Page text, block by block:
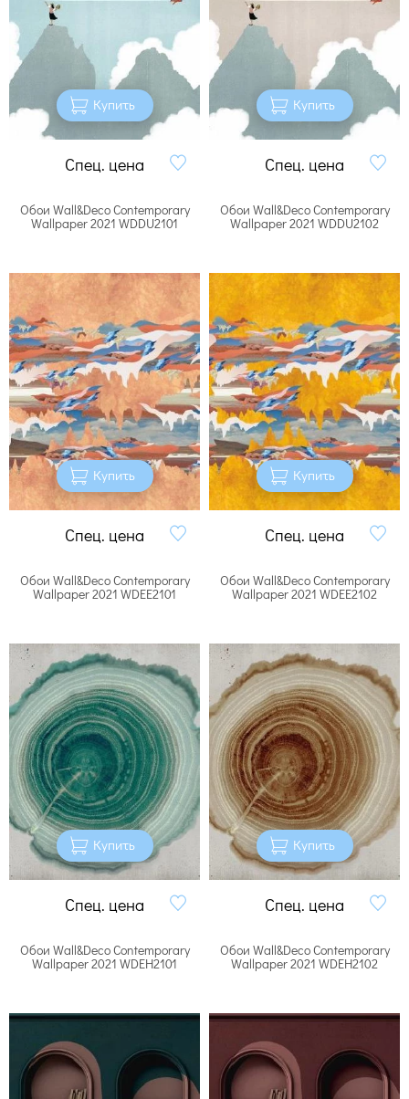
Купить
Спец. цена
Купить
Спец. цена
Обои Wall&Deco Contemporary
Wallpaper 2021 WDDU2101
Купить
Спец. цена
Обои Wall&Deco Contemporary
Wallpaper 2021 WDDU2102
Купить
Спец. цена
Обои Wall&Deco Contemporary
Wallpaper 2021 WDEE2101
Купить
Спец. цена
Обои Wall&Deco Contemporary
Wallpaper 2021 WDEE2102
Купить
Спец. цена
Обои Wall&Deco Contemporary
Wallpaper 2021 WDEH2101
Обои Wall&Deco Contemporary
Wallpaper 2021 WDEH2102